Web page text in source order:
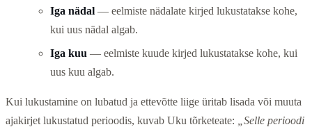
Iga nädal — eelmiste nädalate kirjed lukustatakse kohe,
kui uus nädal algab.
Iga kuu — eelmiste kuude kirjed lukustatakse kohe, kui
uus kuu algab.
Kui lukustamine on lubatud ja ettevõtte liige üritab lisada või muuta
ajakirjet lukustatud perioodis, kuvab Uku tõrketeate:
„Selle perioodi